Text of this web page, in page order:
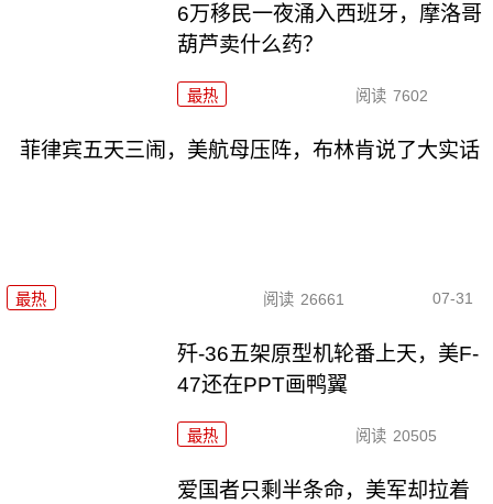
6万移民一夜涌入西班牙，摩洛哥
葫芦卖什么药？
最热 阅读 7602
菲律宾五天三闹，美航母压阵，布林肯说了大实话
最热 阅读 26661 07-31
歼-36五架原型机轮番上天，美F-
47还在PPT画鸭翼
最热 阅读 20505
爱国者只剩半条命，美军却拉着